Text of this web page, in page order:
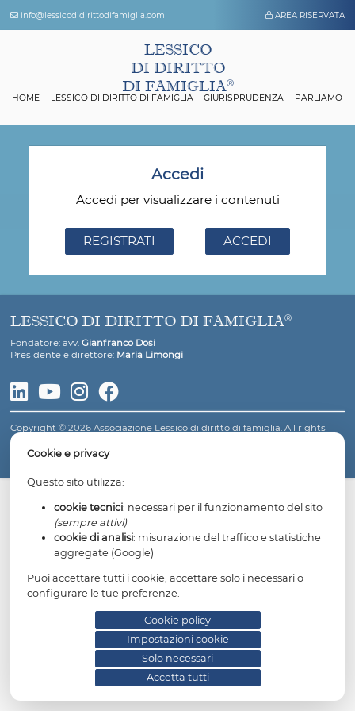
Cookie e privacy
cookie tecnici: necessari per il funzionamento
(sempre attivi)
cookie di analisi: misurazione del traffico e
aggregate (Google)
Puoi accettare tutti i cookie, accettare solo i necessari
configurare le tue preferenze.
info@lessicodidirittodifamiglia.com AREA
LESSICO
DI DIRITTO
DI FAMIGLIA
Accedi
Accedi per visualizzare i contenuti
LESSICO DI DIRITTO DI FAMIGLIA
Fondatore: avv.
Gianfranco Dosi
Copyright © 2026 Associazione Lessico di diritto di famiglia. All
reserved.
Informativa privacy
Cookie policy Impostazioni cookie